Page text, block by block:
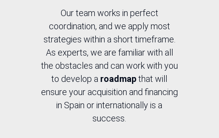
Our team works in perfect
coordination, and we apply most
strategies within a short timeframe.
As experts, we are familiar with all
the obstacles and can work with you
to develop a roadmapthat will
ensure your acquisition and financing
in Spain or internationally is a
success.